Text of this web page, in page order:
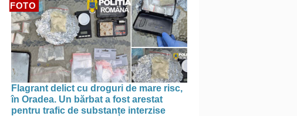
FOTO
Flagrant delict cu droguri de mare risc,
în Oradea. Un bărbat a fost arestat
pentru trafic de substanțe interzise